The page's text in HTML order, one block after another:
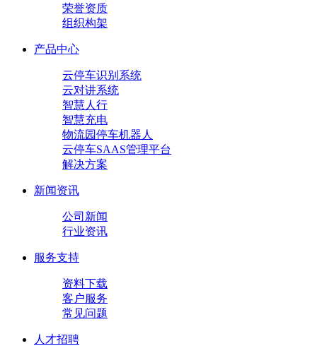
荣誉资质
组织构架
产品中心
云停车识别系统
云对讲系统
智慧人行
智慧充电
物流园停车机器人
云停车SAAS管理平台
解决方案
新闻资讯
公司新闻
行业资讯
服务支持
资料下载
客户服务
常见问题
人才招聘